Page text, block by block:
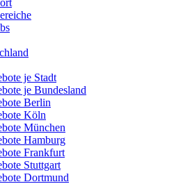
je Stadt
je Bundesland
Berlin
Köln
München
Hamburg
Frankfurt
Stuttgart
Dortmund